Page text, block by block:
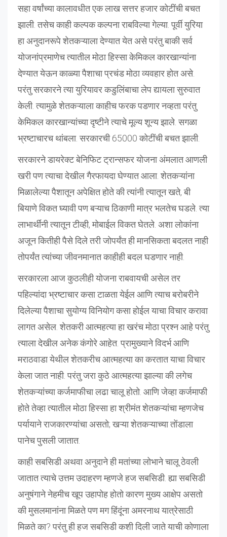
सहा वर्षांच्या कालावधीत एक लाख सत्तर हजार कोटींची बचत
झाली. तसेच काही कल्पक कल्पना राबविल्या गेल्या. पूर्वी युरिया
हा अनुदानरूपे शेतकऱ्याला देण्यात येत असे परंतु बाकी सर्व
योजनांप्रमाणेच त्यातील मोठा हिस्सा केमिकल कारखान्यांना
देण्यात येऊन काळ्या पैशाचा प्रचंड मोठा व्यवहार होत असे.
परंतु सरकारने त्या युरियावर कडुलिंबाचा लेप द्यायला सुरुवात
केली. त्यामुळे शेतकऱ्याला काहीच फरक पडणार नव्हता परंतु
केमिकल कारखान्यांच्या दृष्टीने त्याचे मूल्य शून्य झाले. सगळा
भ्रष्टाचारच थांबला. सरकारची 65000 कोटींची बचत झाली.
सरकारने डायरेक्ट बेनिफिट ट्रान्सफर योजना अंमलात आणली
खरी पण त्याचा देखील गैरफायदा घेण्यात आला. शेतकऱ्यांना
मिळालेल्या पैशातून अपेक्षित होते की त्यांनी त्यातून खते, बी
बियाणे विकत घ्यावी पण बऱ्याच ठिकाणी मात्र भलतेच घडले. त्या
लाभार्थींनी त्यातून टीव्ही, मोबाईल विकत घेतले. अशा लोकांना
अजून कितीही पैसे दिले तरी जोपर्यंत ही मानसिकता बदलत नाही
तोपर्यंत त्यांच्या जीवनमानात काहीही बदल घडणार नाही.
सरकारला आज कुठलीही योजना राबवायची असेल तर
पहिल्यांदा भ्रष्टाचार कसा टाळता येईल आणि त्याच बरोबरीने
दिलेल्या पैशाचा सुयोग्य विनियोग कसा होईल याचा विचार करावा
लागत असेल. शेतकरी आत्महत्या हा खरंच मोठा प्रश्न आहे परंतु
त्याला देखील अनेक कंगोरे आहेत. प्रामुख्याने विदर्भ आणि
मराठवाडा येथील शेतकरीच आत्महत्या का करतात याचा विचार
केला जात नाही. परंतु जरा कुठे आत्महत्या झाल्या की लगेच
शेतकऱ्यांच्या कर्जमाफीचा लढा चालू होतो. आणि जेव्हा कर्जमाफी
होते तेव्हा त्यातील मोठा हिस्सा हा श्रीमंत शेतकऱ्यांचा म्हणजेच
पर्यायाने राजकारण्यांचा असतो; खऱ्या शेतकऱ्याच्या तोंडाला
पानेच पुसली जातात.
काही सबसिडी अथवा अनुदाने ही मतांच्या लोभाने चालू ठेवली
जातात त्याचे उत्तम उदाहरण म्हणजे हज सबसिडी. ह्या सबसिडी
अनुषंगाने नेहमीच खूप उहापोह होतो कारण मुख्य आक्षेप असतो
की मुसलमानांना मिळते पण मग हिंदूंना अमरनाथ यात्रेसाठी
मिळते का? परंतु ही हज सबसिडी कशी दिली जाते याची कोणाला